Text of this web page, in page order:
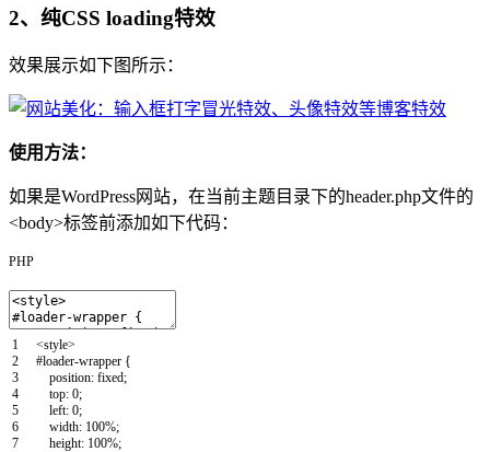
2、纯CSS loading特效
效果展示如下图所示：
使用方法：
如果是WordPress网站，在当前主题目录下的header.php文件的
<body>标签前添加如下代码：
PHP
1
2
3
4
5
6
7
<style>
#loader-wrapper {
position: fixed;
top: 0;
left: 0;
width: 100%;
height: 100%;